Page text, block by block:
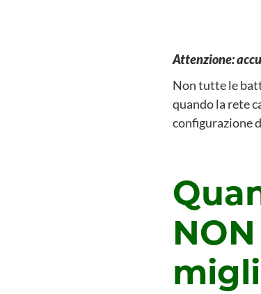
Attenzione:
Non tutte le
quando la rete
configurazione